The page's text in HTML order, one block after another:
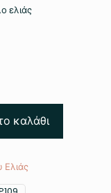
ελιάς
καλάθι
Ελιάς